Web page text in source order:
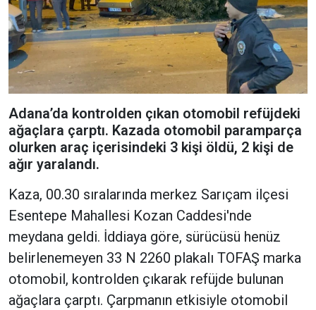
Adana’da kontrolden çıkan otomobil refüjdeki
ağaçlara çarptı. Kazada otomobil paramparça
olurken araç içerisindeki 3 kişi öldü, 2 kişi de
ağır yaralandı.
Kaza, 00.30 sıralarında merkez Sarıçam ilçesi
Esentepe Mahallesi Kozan Caddesi'nde
meydana geldi. İddiaya göre, sürücüsü henüz
belirlenemeyen 33 N 2260 plakalı TOFAŞ marka
otomobil, kontrolden çıkarak refüjde bulunan
ağaçlara çarptı. Çarpmanın etkisiyle otomobil